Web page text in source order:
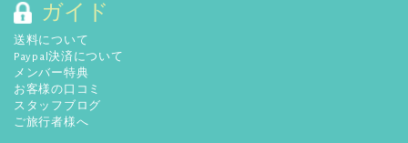
ガイド
送料について
Paypal決済について
メンバー特典
お客様の口コミ
スタッフブログ
ご旅行者様へ